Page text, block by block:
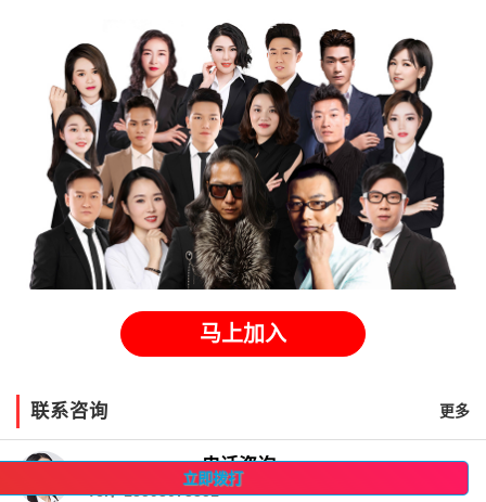
马上加入
联系咨询 更多
电话咨询
Tel：18598073351
立即拨打